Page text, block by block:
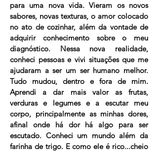
para uma nova vida. Vieram os novos
sabores, novas texturas, o amor colocado
no ato de cozinhar, além da vontade de
adquirir conhecimento sobre o meu
diagnóstico. Nessa nova realidade,
conheci pessoas e vivi situações que me
ajudaram a ser um ser humano melhor.
Tudo mudou, dentro e fora de mim.
Aprendi a dar mais valor as frutas,
verduras e legumes e a escutar meu
corpo, principalmente as minhas dores,
afinal onde há dor há algo para ser
escutado. Conheci um mundo além da
farinha de trigo. E como ele é rico...cheio